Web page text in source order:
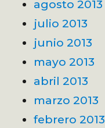
agosto 2013
julio 2013
junio 2013
mayo 2013
abril 2013
marzo 2013
febrero 2013